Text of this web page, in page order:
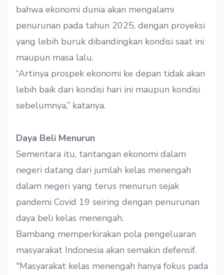
bahwa ekonomi dunia akan mengalami
penurunan pada tahun 2025, dengan proyeksi
yang lebih buruk dibandingkan kondisi saat ini
maupun masa lalu.
“Artinya prospek ekonomi ke depan tidak akan
lebih baik dari kondisi hari ini maupun kondisi
sebelumnya,” katanya.
Daya Beli Menurun
Sementara itu, tantangan ekonomi dalam
negeri datang dari jumlah kelas menengah
dalam negeri yang terus menurun sejak
pandemi Covid 19 seiring dengan penurunan
daya beli kelas menengah.
Bambang memperkirakan pola pengeluaran
masyarakat Indonesia akan semakin defensif.
"Masyarakat kelas menengah hanya fokus pada